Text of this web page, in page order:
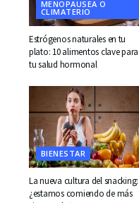
MENOPAUSEA O
CLIMATERIO
Estrógenos naturales en tu
plato: 10 alimentos clave para
tu salud hormonal
BIENESTAR
La nueva cultura del snacking:
¿estamos comiendo de más